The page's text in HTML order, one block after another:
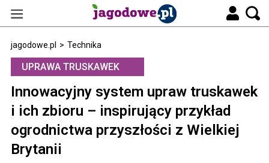
jagodowe.pl > Technika
UPRAWA TRUSKAWEK
Innowacyjny system upraw truskawek
i ich zbioru – inspirujący przykład
ogrodnictwa przyszłości z Wielkiej
Brytanii